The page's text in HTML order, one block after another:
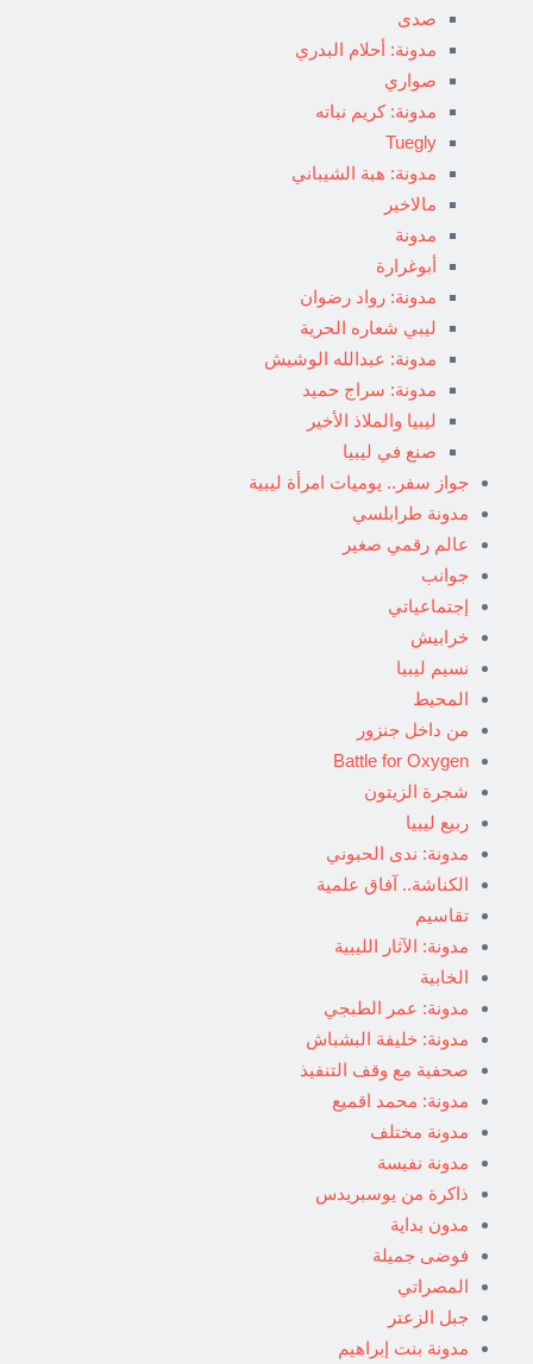
صدى
مدونة: أحلام البدري
صواري
مدونة: كريم نباته
Tuegly
مدونة: هبة الشيباني
مالاخير
مدونة
أبوغرارة
مدونة: رواد رضوان
ليبي شعاره الحرية
مدونة: عبدالله الوشيش
مدونة: سراج حميد
ليبيا والملاذ الأخير
صنع في ليبيا
جواز سفر.. يوميات امرأة ليبية
مدونة طرابلسي
عالم رقمي صغير
جوانب
إجتماعياتي
خرابيش
نسيم ليبيا
المحيط
من داخل جنزور
Battle for Oxygen
شجرة الزيتون
ربيع ليبيا
مدونة: ندى الحبوني
الكناشة.. آفاق علمية
تقاسيم
مدونة: الآثار الليبية
الخابية
مدونة: عمر الطبجي
مدونة: خليفة البشباش
صحفية مع وقف التنفيذ
مدونة: محمد اقميع
مدونة مختلف
مدونة نفيسة
ذاكرة من يوسبريدس
مدون بداية
فوضى جميلة
المصراتي
جبل الزعتر
مدونة بنت إبراهيم